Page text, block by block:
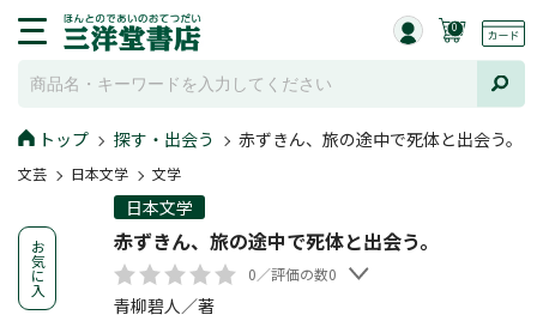
0
トップ 探す・出会う 赤ずきん、旅の途中で死体と出会う。
文芸 日本文学 文学
お
気
に
入
日本文学
赤ずきん、旅の途中で死体と出会う。
0／評価の数0
青柳碧人／著